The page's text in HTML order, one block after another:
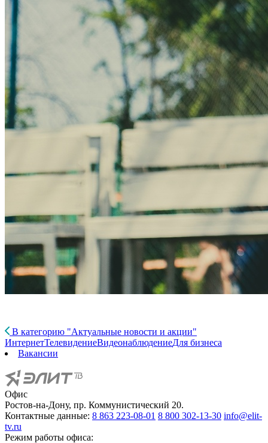
В категорию "Актуальные новости и акции"
ИнтернетТелевидениеВидеонаблюдениеДля бизнеса
Вакансии
Офис
Ростов-на-Дону, пр. Коммунистический 20.
Контактные данные: 8 863 223-08-01 8 800 302-13-30 info@elit-
tv.ru
Режим работы офиса: